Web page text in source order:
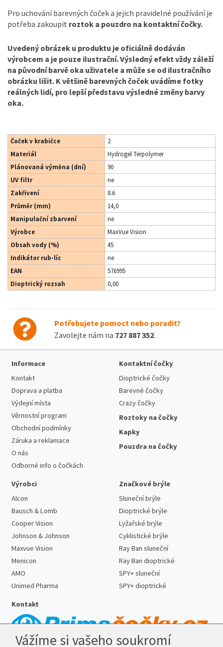
Pro uchování barevných čoček a jejich pravidelné používání je
potřeba zakoupit roztok a pouzdro na kontaktní čočky.
Uvedený obrázek u produktu je oficiálně dodáván
výrobcem a je pouze ilustrační. Výsledný efekt vždy záleží
na původní barvě oka uživatele a může se od ilustračního
obrázku lišit. K většině barevných čoček uvádíme fotky
reálných lidí, pro lepší představu výsledné změny barvy
oka.
Čoček v krabičce
2
Materiál
Hydrogel Terpolymer
Plánovaná výměna (dní)
90
UV filtr
ne
Zakřivení
8.6
Průměr (mm)
14,0
Manipulační zbarvení
ne
Výrobce
MaxVue Vision
Obsah vody (%)
45
Indikátor rub-líc
ne
EAN
576995
Dioptrický rozsah
0,00
Potřebujete pomoct nebo poradit?
Zavolejte nám na 727 887 352.
Informace
Kontakt
Doprava a platba
Výdejní místa
Věrnostní program
Obchodní podmínky
Záruka a reklamace
O nás
Odborné info o čočkách
Kontaktní čočky
Dioptrické čočky
Barevné čočky
Crazy čočky
Roztoky na čočky
Kapky
Pouzdra na čočky
Výrobci
Alcon
Bausch & Lomb
Cooper Vision
Johnson & Johnson
Maxvue Vision
Menicon
AMO
Unimed Pharma
Značkové brýle
Sluneční brýle
Dioptrické brýle
Lyžařské brýle
Cyklistické brýle
Ray Ban sluneční
Ray Ban dioptrické
SPY+ sluneční
SPY+ dioptrické
Kontakt
Vážíme si vašeho soukromí